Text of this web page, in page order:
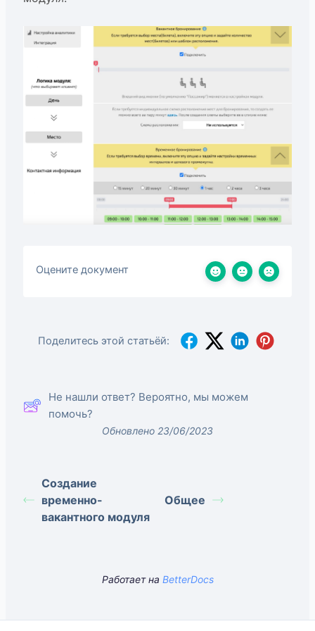
Оцените документ
Поделитесь этой статьёй:
Не нашли ответ? Вероятно, мы можем
помочь?
Обновлено 23/06/2023
Создание
временно-
вакантного модуля
Общее
Работает на BetterDocs